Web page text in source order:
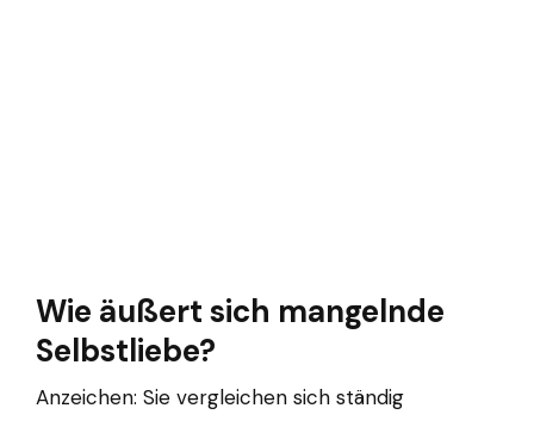
Wie äußert sich mangelnde
Selbstliebe?
Anzeichen: Sie vergleichen sich ständig